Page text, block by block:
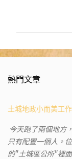
熱門文章
土城地政小而美工
今天跑了兩個地方
只有配置一個人。
的"土城區公所"裡